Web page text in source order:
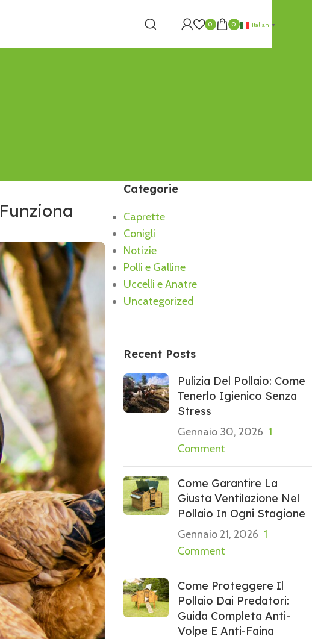
0 0 Italian ▼
Categorie
Caprette
Conigli
Notizie
Polli e Galline
Uccelli e Anatre
Uncategorized
Recent Posts
Pulizia Del Pollaio: Come
Tenerlo Igienico Senza
Stress
Gennaio 30, 2026 1
Comment
Come Garantire La
Giusta Ventilazione Nel
Pollaio In Ogni Stagione
Gennaio 21, 2026 1
Comment
Come Proteggere Il
Pollaio Dai Predatori:
Guida Completa Anti-
Volpe E Anti-Faina